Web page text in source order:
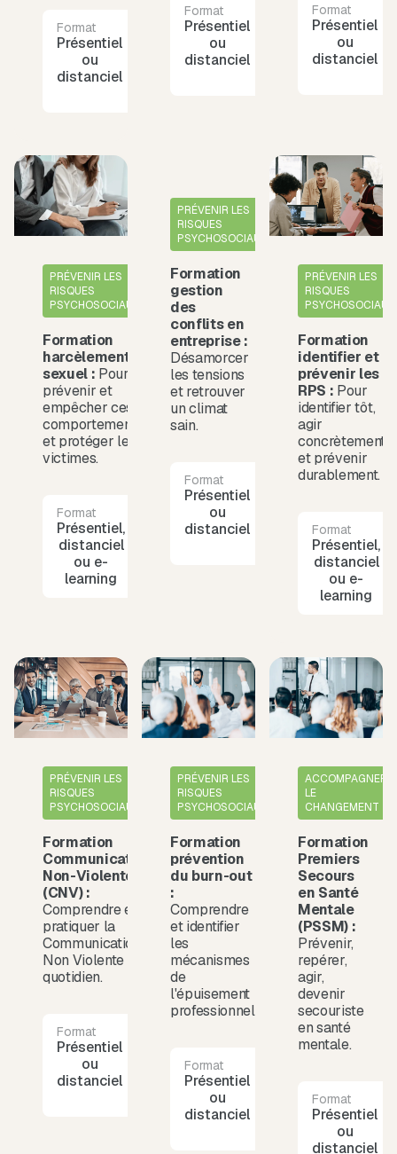
Format
Présentiel
ou
distanciel
Durée
journée
Format
Présentiel
ou
distanciel
DuréeFormat
Présentiel
ou
distanciel
PRÉVENIR LES
RISQUES
PSYCHOSOCIAUX
Formation
harcèlement
sexuel : Pour
prévenir et
empêcher ces
comportements
et protéger les
victimes.
Format
Présentiel,
distanciel
ou e-
learning
1 journée
PRÉVENIR LES
RISQUES
PSYCHOSOCIAUX
Formation
gestion
des
conflits en
entreprise :
Désamorcer
les tensions
et retrouver
un climat
sain.
Format
Présentiel
ou
distanciel
Durée
PRÉVENIR LES
RISQUES
PSYCHOSOCIAUX
Formation
identifier et
prévenir les
RPS : Pour
identifier tôt,
agir
concrètement
et prévenir
durablement.
Format
Présentiel,
distanciel
ou e-
learning
PRÉVENIR LES
RISQUES
PSYCHOSOCIAUX
Formation
Communication
Non-Violente
(CNV) :
Comprendre et
pratiquer la
Communication
Non Violente au
quotidien.
Format
Présentiel
ou
distanciel
journée
PRÉVENIR LES
RISQUES
PSYCHOSOCIAUX
Formation
prévention
du burn-out
:
Comprendre
et identifier
les
mécanismes
de
l'épuisement
professionnel
Format
Présentiel
ou
distanciel
journée
ACCOMPAGNER
LE
CHANGEMENT
Formation
Premiers
Secours
en Santé
Mentale
(PSSM) :
Prévenir,
repérer,
agir,
devenir
secouriste
en santé
mentale.
Format
Présentiel
ou
distanciel